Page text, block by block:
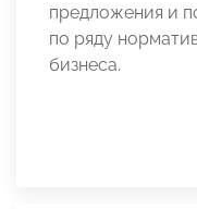
предложения и
по ряду
бизнеса.